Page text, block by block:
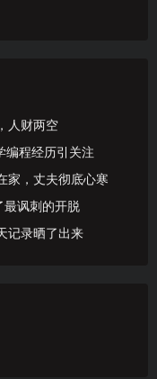
人财两空
编程经历引关注
家，丈夫彻底心寒
最讽刺的开脱
记录晒了出来